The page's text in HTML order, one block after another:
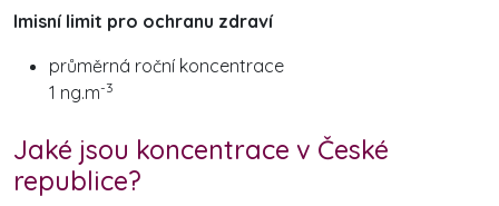
Imisní limit pro ochranu zdraví
průměrná roční koncentrace
1 ng.m-3
Jaké jsou koncentrace v České
republice?